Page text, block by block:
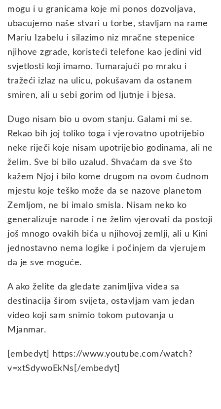
mogu i u granicama koje mi ponos dozvoljava,
ubacujemo naše stvari u torbe, stavljam na rame
Mariu Izabelu i silazimo niz mračne stepenice
njihove zgrade, koristeći telefone kao jedini vid
svjetlosti koji imamo. Tumarajući po mraku i
tražeći izlaz na ulicu, pokušavam da ostanem
smiren, ali u sebi gorim od ljutnje i bjesa.
Dugo nisam bio u ovom stanju. Galami mi se.
Rekao bih joj toliko toga i vjerovatno upotrijebio
neke riječi koje nisam upotrijebio godinama, ali ne
želim. Sve bi bilo uzalud. Shvaćam da sve što
kažem Njoj i bilo kome drugom na ovom čudnom
mjestu koje teško može da se nazove planetom
Zemljom, ne bi imalo smisla. Nisam neko ko
generalizuje narode i ne želim vjerovati da postoji
još mnogo ovakih bića u njihovoj zemlji, ali u Kini
jednostavno nema logike i počinjem da vjerujem
da je sve moguće.
A ako želite da gledate zanimljiva videa sa
destinacija širom svijeta, ostavljam vam jedan
video koji sam snimio tokom putovanja u
Mjanmar.
[embedyt] https://www.youtube.com/watch?
v=xtSdywoEkNs[/embedyt]